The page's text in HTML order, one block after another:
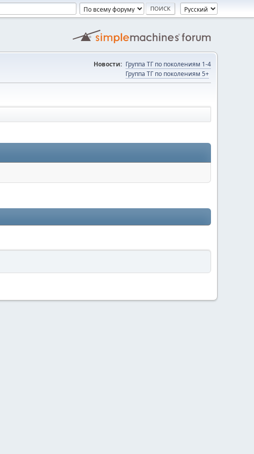
Новости: Группа ТГ по поколениям 1-4
Группа ТГ по поколениям 5+